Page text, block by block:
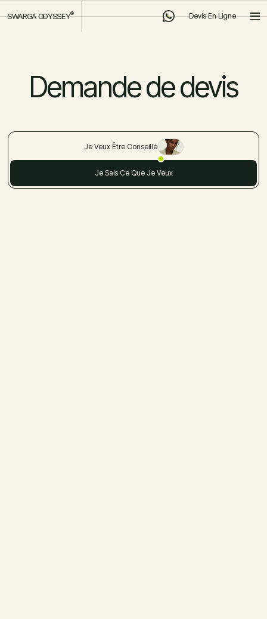
SWARGA ODYSSEY®
Devis En Ligne
Demande de devis
Je Veux Être Conseillé
Je Sais Ce Que Je Veux